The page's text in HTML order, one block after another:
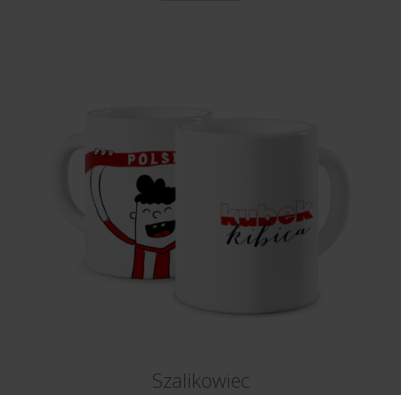
Szalikowiec